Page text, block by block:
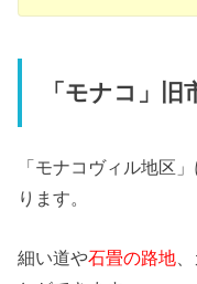
「モナコ」旧
「モナコヴィル地区
ります。
細い道や石畳の路地